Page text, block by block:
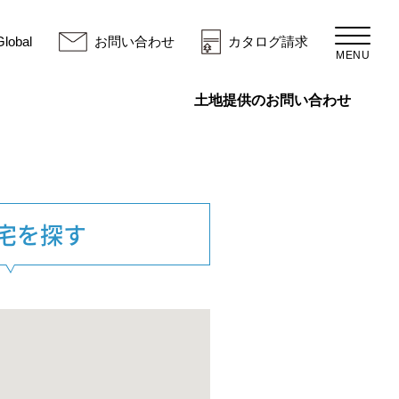
お問い合わせ カタログ請求
MENU
土地提供のお問い合わせ
を探す